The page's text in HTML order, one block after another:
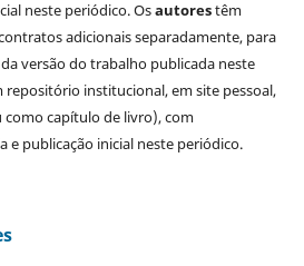
neste periódico. Osautorestêm
adicionais separadamente, para
versão do trabalho publicada neste
repositório institucional, em site pessoal,
capítulo de livro), com
e publicação inicial neste periódico.